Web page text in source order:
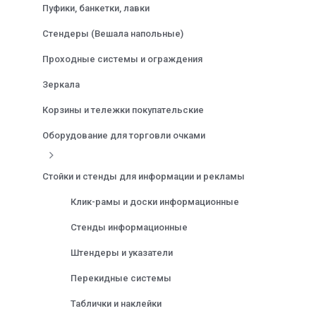
Пуфики, банкетки, лавки
Стендеры (Вешала напольные)
Проходные системы и ограждения
Зеркала
Корзины и тележки покупательские
Оборудование для торговли очками
Стойки и стенды для информации и рекламы
Клик-рамы и доски информационные
Стенды информационные
Штендеры и указатели
Перекидные системы
Таблички и наклейки